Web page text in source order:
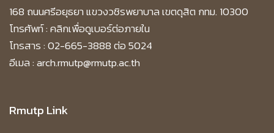
168 ถนนศรีอยุธยา แขวงวชิรพยาบาล เขตดุสิต กทม. 10300
โทรศัพท์ :คลิกเพื่อดูเบอร์ต่อภายใน
โทรสาร : 02-665-3888 ต่อ 5024
อีเมล : arch.rmutp@rmutp.ac.th
Rmutp Link